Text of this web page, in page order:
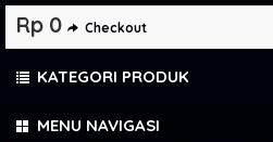
MENU NAVIGASI
Rp 0 Checkout
KATEGORI PRODUK